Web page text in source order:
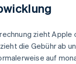
zieht Apple
die Gebühr ab
auf